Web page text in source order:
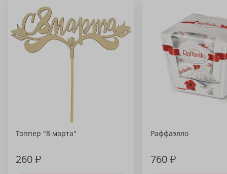
Топпер "8 марта"
260₽
Раффаэлло
760₽